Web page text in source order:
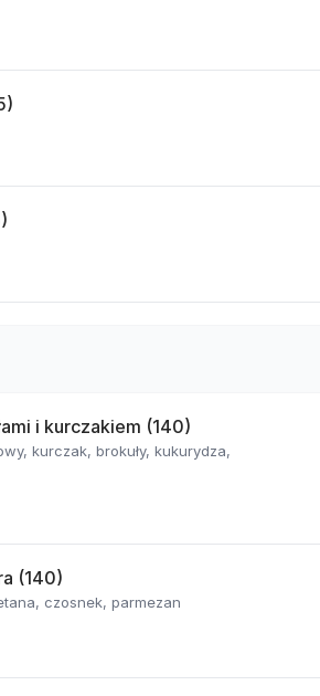
i kurczakiem (140)
kurczak, brokuły, kukurydza,
(140)
czosnek, parmezan